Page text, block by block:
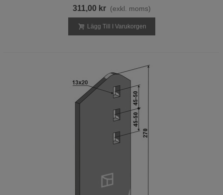
311,00 kr (exkl. moms)
Lägg Till I Varukorgen